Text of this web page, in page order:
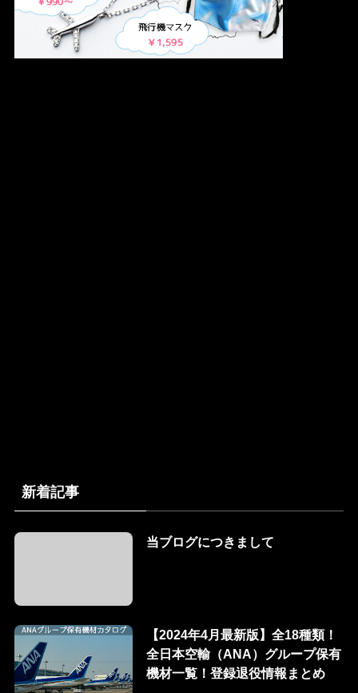
新着記事
当ブログにつきまして
【2024年4月最新版】全18種類！
全日本空輸（ANA）グループ保有
機材一覧！登録退役情報まとめ